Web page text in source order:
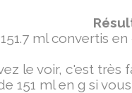
151.7 ml convertis en
le voir, c'est très
151 ml en g si